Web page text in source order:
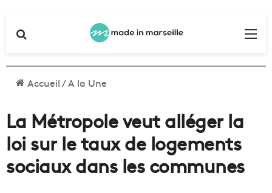
Accueil/A la Une
La Métropole veut alléger la
loi sur le taux de logements
sociaux dans les communes